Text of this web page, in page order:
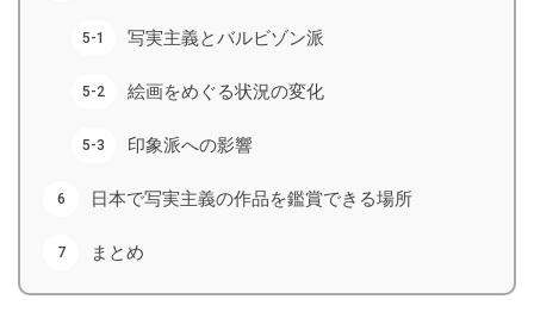
写実主義とバルビゾン派
絵画をめぐる状況の変化
印象派への影響
日本で写実主義の作品を鑑賞できる場所
まとめ